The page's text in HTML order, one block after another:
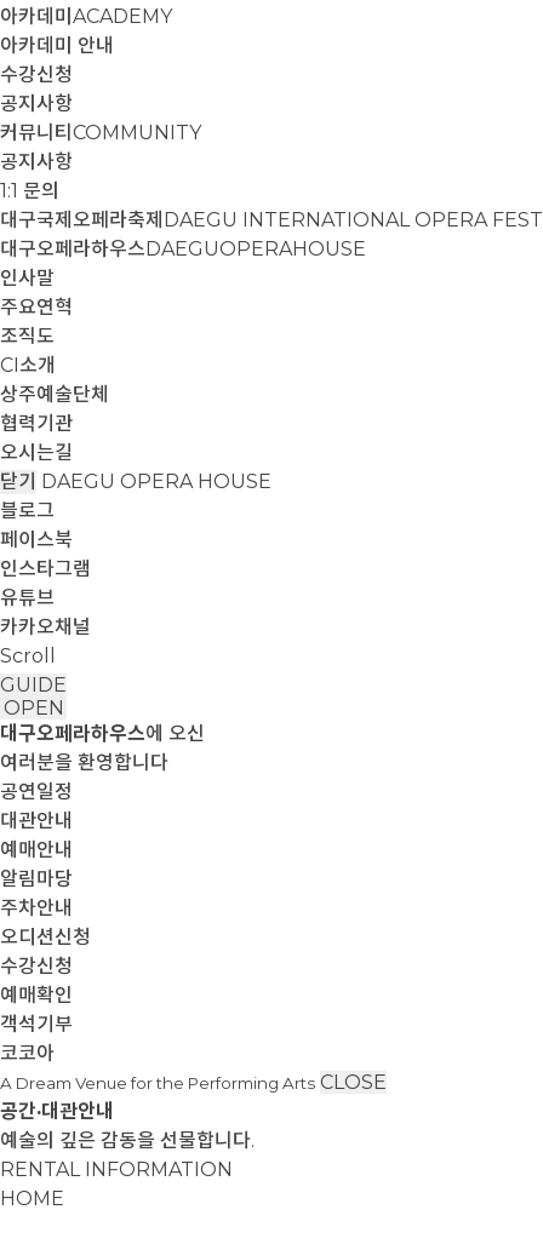
아카데미 ACADEMY
아카데미 안내
수강신청
공지사항
커뮤니티 COMMUNITY
공지사항
1:1 문의
대구국제오페라축제 DAEGU INTERNATIONAL OPERA
대구오페라하우스DAEGUOPERAHOUSE
인사말
주요연혁
조직도
CI소개
상주예술단체
협력기관
오시는길
닫기 DAEGU OPERA HOUSE
블로그
페이스북
인스타그램
유튜브
카카오채널
Scroll
GUIDE
OPEN
대구오페라하우스에 오신
여러분을 환영합니다
공연일정
대관안내
예매안내
알림마당
주차안내
오디션신청
수강신청
예매확인
객석기부
코코아
A Dream Venue for the Performing Arts CLOSE
공간·대관안내
예술의 깊은 감동을 선물합니다.
RENTAL INFORMATION
HOME